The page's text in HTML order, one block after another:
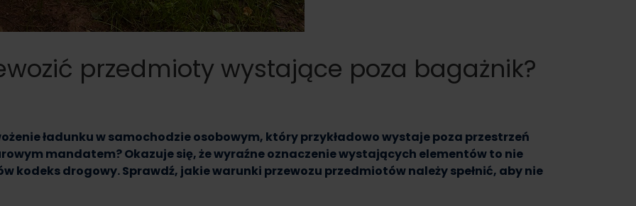
przedmioty wystające poza bagażnik?
ładunku w samochodzie osobowym, który przykładowo wystaje poza przestrzeń
mandatem? Okazuje się, że wyraźne oznaczenie wystających elementów to nie
kodeks drogowy. Sprawdź, jakie warunki przewozu przedmiotów należy spełnić, aby nie